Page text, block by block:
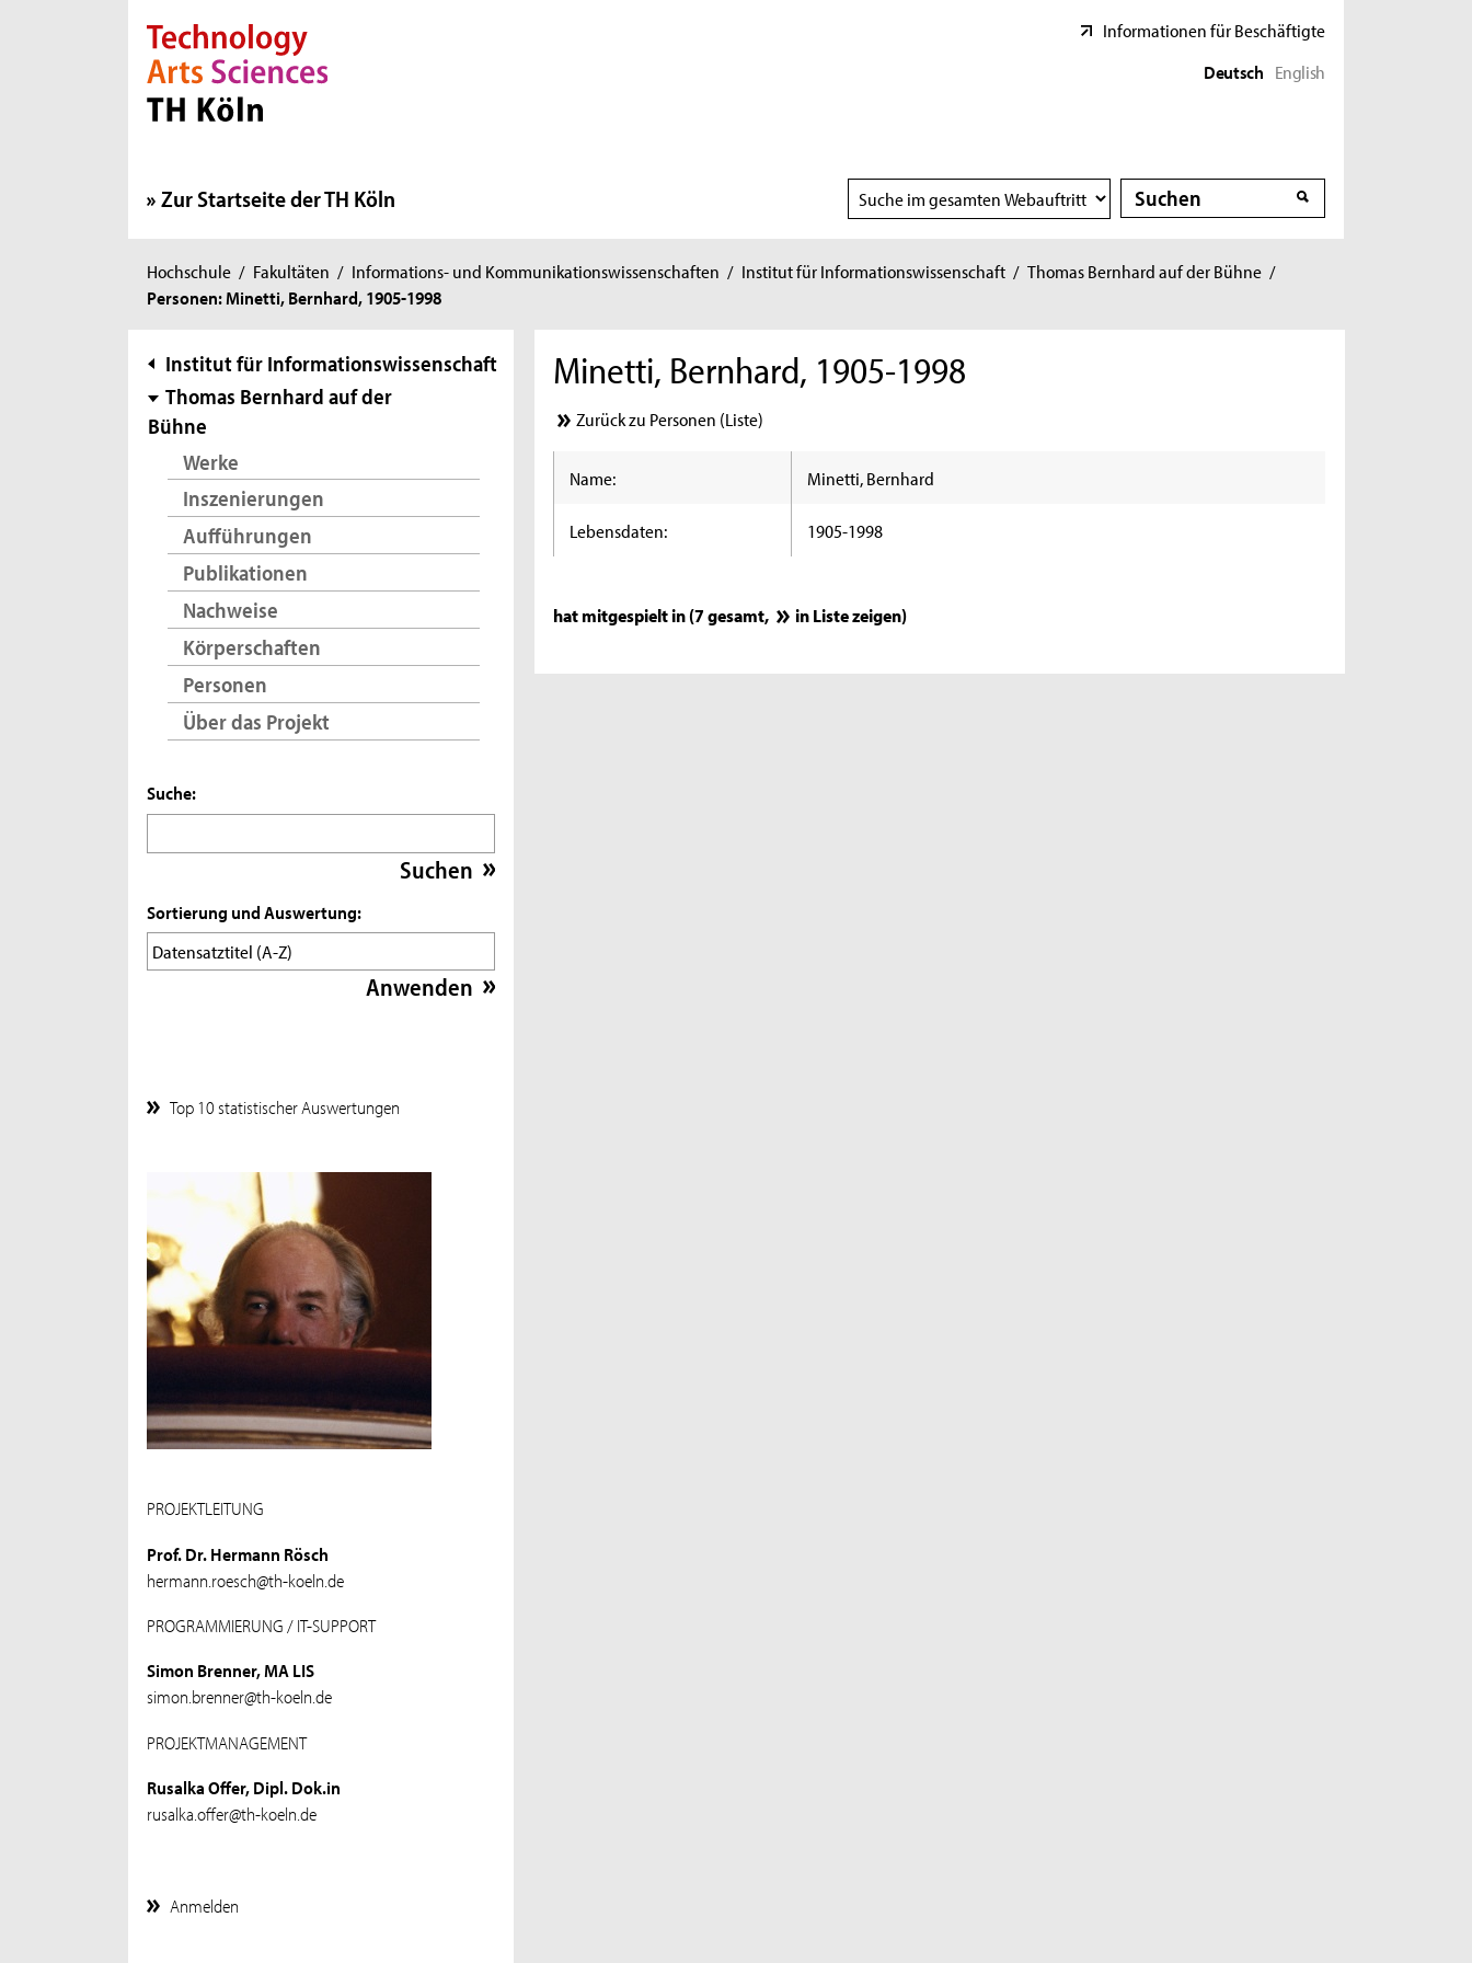
Direkt zur Hauptnavigation
Direkt zur Subnavigation
Direkt zum Inhalt
Direkt zum Fußbereich
Informationen für Beschäftigte
Deutsch English
Zur Startseite der TH Köln
Suchbereich
wählen
Suche
Suche
Sie
sind
Hochschule / Fakultäten / Informations- und Kommunikationswissenschaften / Institut für Informationswissenschaft / Thomas Bernhard auf der Bühne /
Personen: Minetti, Bernhard, 1905-1998
Subnavigation
Institut für Informationswissenschaft
Thomas Bernhard auf der
Bühne
Werke
Inszenierungen
Aufführungen
Publikationen
Nachweise
Körperschaften
Personen
Über das Projekt
Suche:
Sortierung und Auswertung:
Top 10 statistischer Auswertungen
PROJEKTLEITUNG
Prof. Dr. Hermann Rösch
hermann.roesch@th-koeln.de
PROGRAMMIERUNG / IT-SUPPORT
Simon Brenner, MA LIS
simon.brenner@th-koeln.de
PROJEKTMANAGEMENT
Rusalka Offer, Dipl. Dok.in
rusalka.offer@th-koeln.de
Anmelden
Minetti, Bernhard, 1905-1998
Zurück zu Personen (Liste)
Name: Minetti, Bernhard
Lebensdaten: 1905-1998
hat mitgespielt in (7 gesamt, in Liste zeigen)